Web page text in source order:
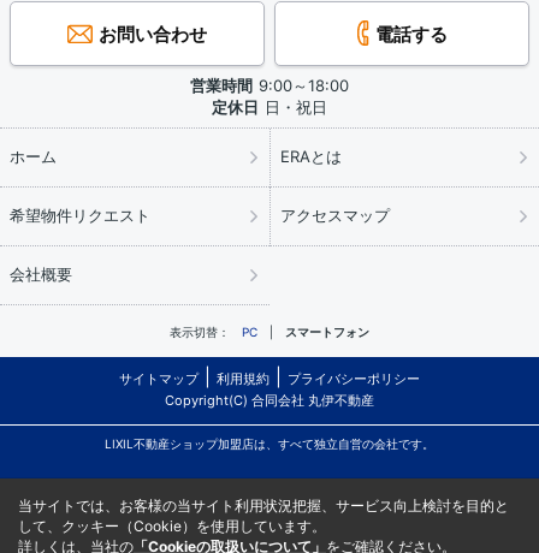
お問い合わせ 電話する
営業時間 9:00～18:00
定休日 日・祝日
ホーム ERAとは
希望物件リクエスト アクセスマップ
会社概要
表示切替： PC スマートフォン
サイトマップ 利用規約
プライバシーポリシー
Copyright(C) 合同会社 丸伊不動産
LIXIL不動産ショップ加盟店は、すべて独立自営の会社です。
当サイトでは、お客様の当サイト利用状況把握、サービス向上検討を目的と
して、クッキー（Cookie）を使用しています。
詳しくは、当社の 「Cookieの取扱いについて」 をご確認ください。